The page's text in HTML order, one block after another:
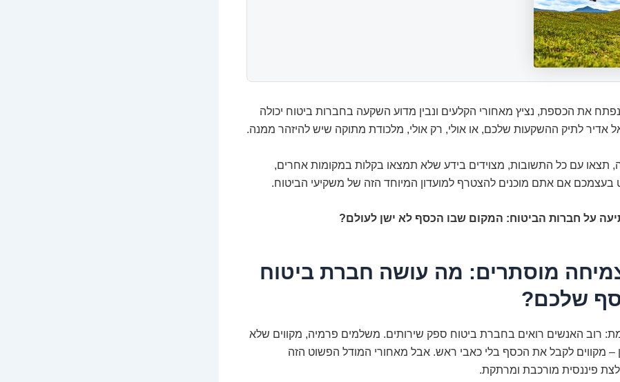
את הכספת, נציץ מאחורי הקלעים ונבין מדוע השקעה בחברות ביטוח יכולה
אדיר לתיק ההשקעות שלכם, או אולי, רק אולי, מלכודת מתוקה שיש להיזהר ממנה.
תצאו עם כל התשובות, מצוידים בידע שלא תמצאו בקלות במקומות אחרים,
בעצמכם אם אתם מוכנים להצטרף למועדון המיוחד הזה של משקיעי הביטוח.
על חברות הביטוח: המקום שבו הכסף לא ישן לעולם?
מוסתרים: מה עושה חברת ביטוח
שלכם?
רוב האנשים רואים בחברת ביטוח ספק שירותים. משלמים פרמיה, מקווים שלא
– מקווים לקבל את הכסף בלי כאבי ראש. אבל מאחורי המודל הפשוט הזה
פיננסית מורכבת ומרתקת.